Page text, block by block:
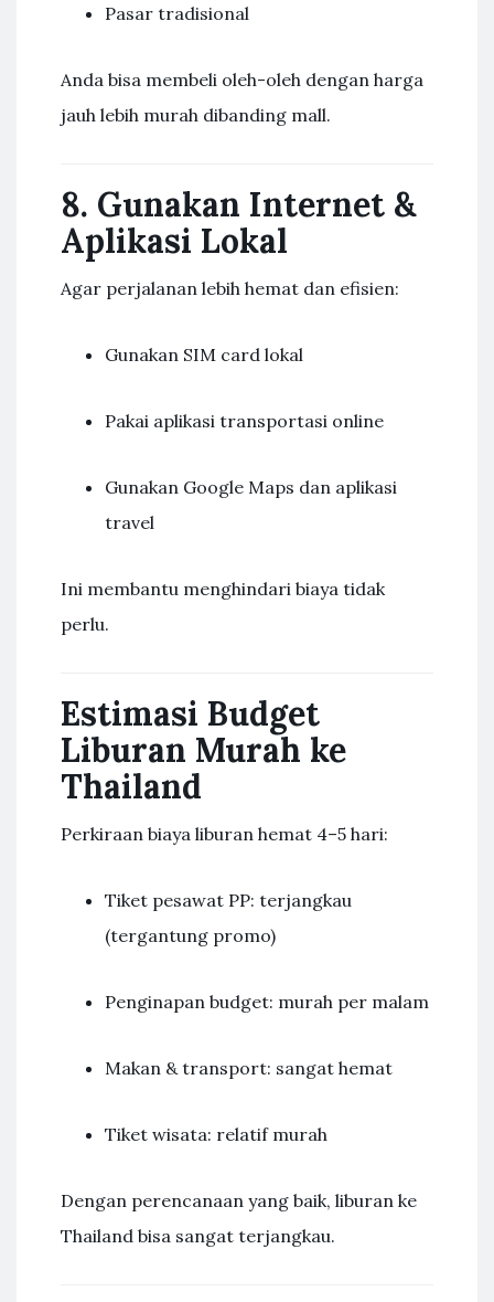
Pasar tradisional
Anda bisa membeli oleh-oleh dengan harga
jauh lebih murah dibanding mall.
8. Gunakan Internet &
Aplikasi Lokal
Agar perjalanan lebih hemat dan efisien:
Gunakan SIM card lokal
Pakai aplikasi transportasi online
Gunakan Google Maps dan aplikasi
travel
Ini membantu menghindari biaya tidak
perlu.
Estimasi Budget
Liburan Murah ke
Thailand
Perkiraan biaya liburan hemat 4–5 hari:
Tiket pesawat PP: terjangkau
(tergantung promo)
Penginapan budget: murah per malam
Makan & transport: sangat hemat
Tiket wisata: relatif murah
Dengan perencanaan yang baik, liburan ke
Thailand bisa sangat terjangkau.